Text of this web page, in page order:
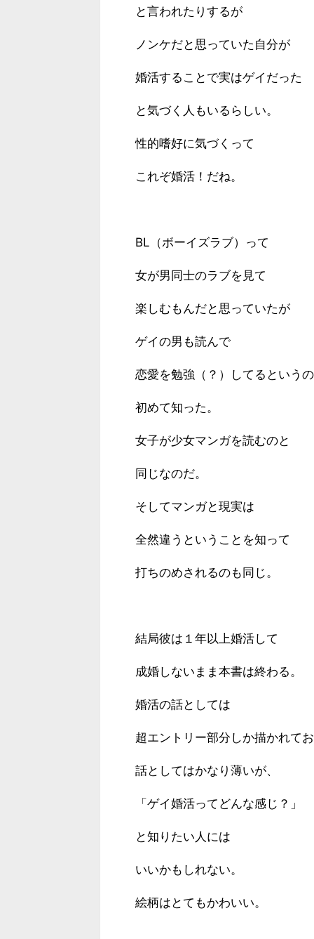
と言われたりするが
ノンケだと思っていた自分が
婚活することで実はゲイだった
と気づく人もいるらしい。
性的嗜好に気づくって
これぞ婚活！だね。
BL（ボーイズラブ）って
女が男同士のラブを見て
楽しむもんだと思っていたが
ゲイの男も読んで
恋愛を勉強（？）してるという
初めて知った。
女子が少女マンガを読むのと
同じなのだ。
そしてマンガと現実は
全然違うということを知って
打ちのめされるのも同じ。
結局彼は１年以上婚活して
成婚しないまま本書は終わる。
婚活の話としては
超エントリー部分しか描かれて
話としてはかなり薄いが、
「ゲイ婚活ってどんな感じ？」
と知りたい人には
いいかもしれない。
絵柄はとてもかわいい。